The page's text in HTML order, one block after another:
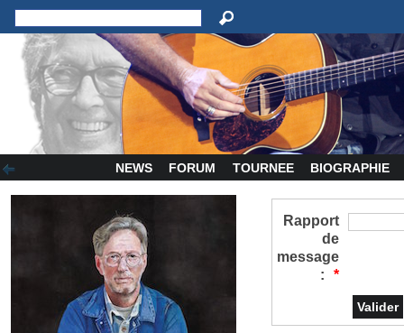
NEWS FORUM TOURNEE BIOGRAPHIE
Rapport
de
message
:
*